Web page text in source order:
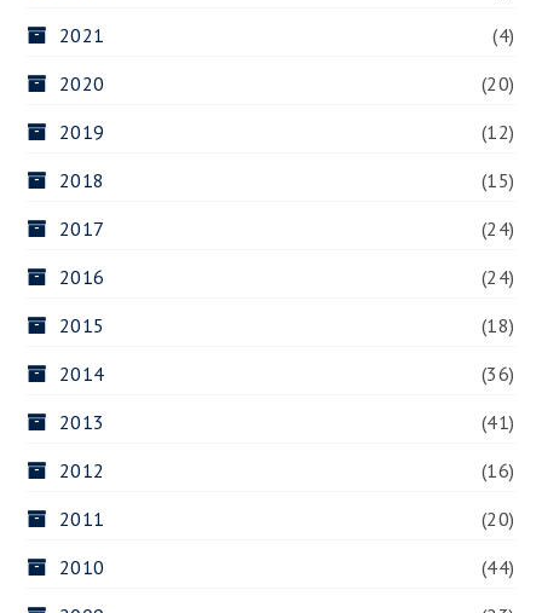
2021
(4)
2020
(20)
2019
(12)
2018
(15)
2017
(24)
2016
(24)
2015
(18)
2014
(36)
2013
(41)
2012
(16)
2011
(20)
2010
(44)